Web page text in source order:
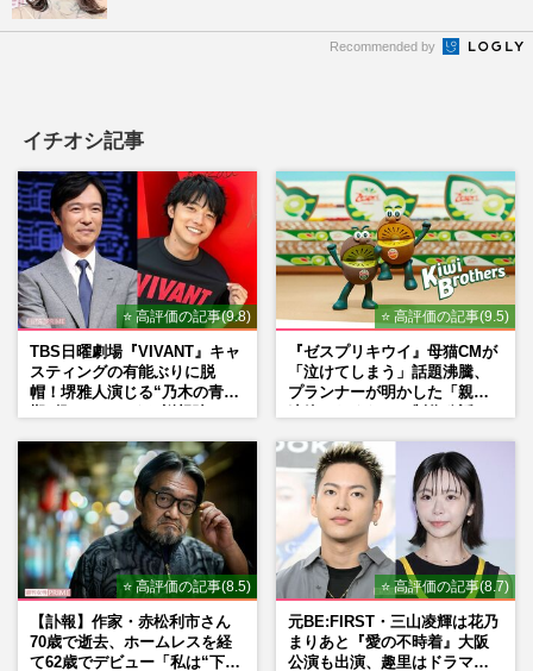
Recommended by
イチオシ記事
⭐ 高評価の記事(9.8)
TBS日曜劇場『VIVANT』キャ
スティングの有能ぶりに脱
帽！堺雅人演じる“乃木の青年
マン長男・櫻井海音だった
⭐ 高評価の記事(9.5)
『ゼスプリキウイ』母猫CMが
「泣けてしまう」話題沸騰、
プランナーが明かした「親に
⭐ 高評価の記事(8.5)
【訃報】作家・赤松利市さん
70歳で逝去、ホームレスを経
て62歳でデビュー「私は“下級
⭐ 高評価の記事(8.7)
元BE:FIRST・三山凌輝は花乃
まりあと『愛の不時着』大阪
公演も出演、趣里はドラマ